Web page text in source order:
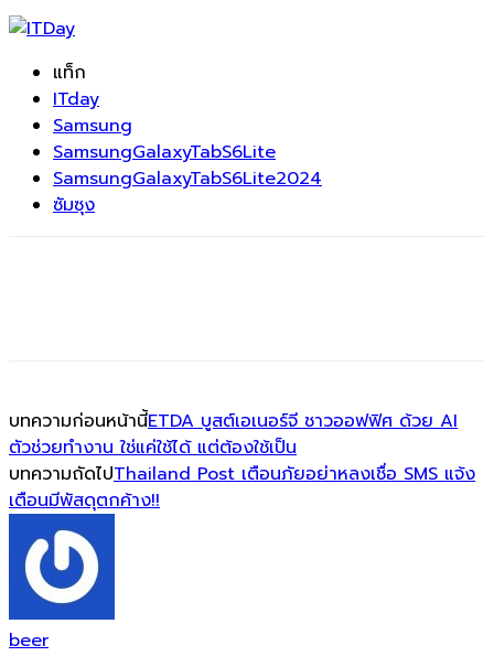
แท็ก
ITday
Samsung
SamsungGalaxyTabS6Lite
SamsungGalaxyTabS6Lite2024
ซัมซุง
บทความก่อนหน้านี้ETDA บูสต์เอเนอร์จี ชาวออฟฟิศ ด้วย AI
ตัวช่วยทำงาน ใช่แค่ใช้ได้ แต่ต้องใช้เป็น
บทความถัดไปThailand Post เตือนภัยอย่าหลงเชื่อ SMS แจ้ง
เตือนมีพัสดุตกค้าง!!
beer